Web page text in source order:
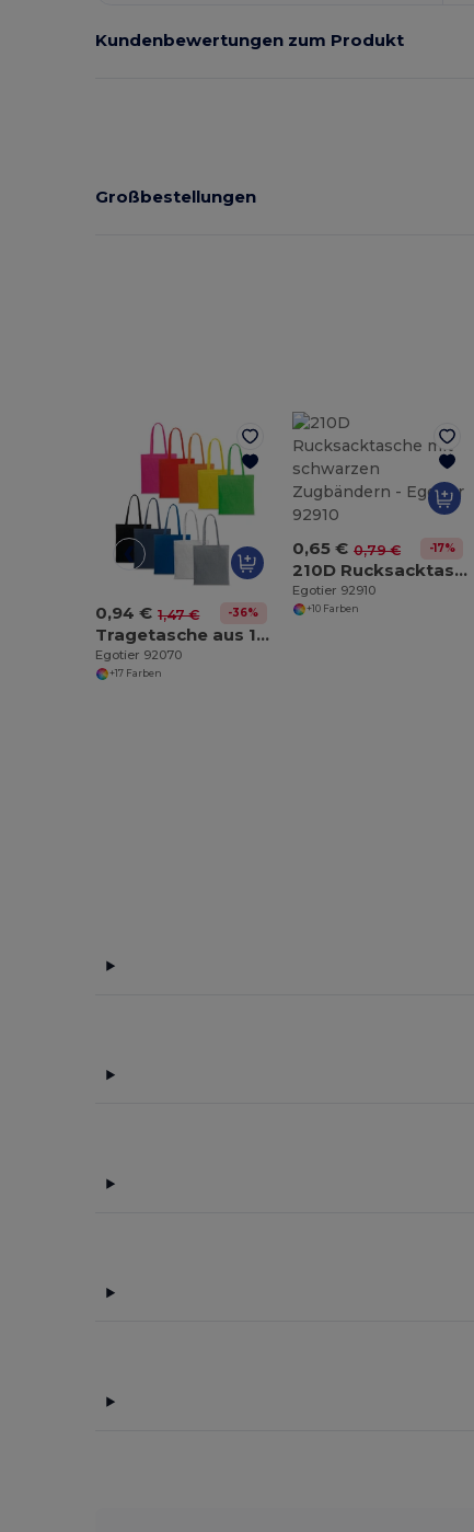
Kundenbewertungen zum Produkt
Großbestellungen
0,94 € 1,47 € -36%
Tragetasche aus 100% Baumwolle (140 g/m²)
Egotier 92070
+17 Farben
0,65 € 0,79 € -17%
210D Rucksacktasche mit schwarzen Zugbändern
Egotier 92910
+10 Farben